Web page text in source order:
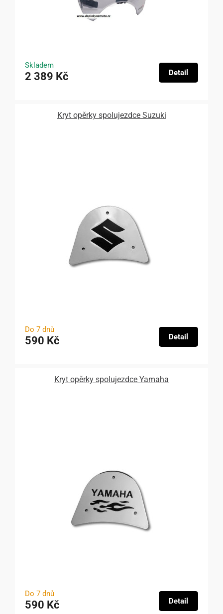
Skladem
2 389 Kč Detail
Kryt opěrky spolujezdce Suzuki
Do 7 dnů
590 Kč Detail
Kryt opěrky spolujezdce Yamaha
Do 7 dnů
590 Kč Detail